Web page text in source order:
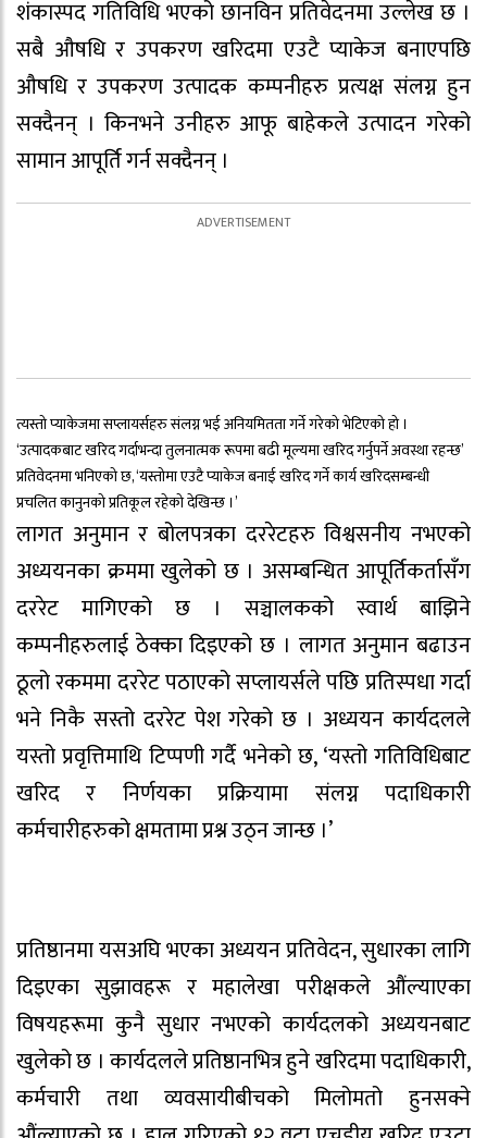
शंकास्पद गतिविधि भएको छानविन प्रतिवेदनमा उल्लेख छ ।
सबै औषधि र उपकरण खरिदमा एउटै प्याकेज बनाएपछि
औषधि र उपकरण उत्पादक कम्पनीहरु प्रत्यक्ष संलग्न हुन
सक्दैनन् । किनभने उनीहरु आफू बाहेकले उत्पादन गरेको
सामान आपूर्ति गर्न सक्दैनन् ।
त्यस्तो प्याकेजमा सप्लायर्सहरु संलग्न भई अनियमितता गर्ने गरेको भेटिएको हो ।
‘उत्पादकबाट खरिद गर्दाभन्दा तुलनात्मक रूपमा बढी मूल्यमा खरिद गर्नुपर्ने अवस्था रहन्छ’
प्रतिवेदनमा भनिएको छ, ‘यस्तोमा एउटै प्याकेज बनाई खरिद गर्ने कार्य खरिदसम्बन्धी
प्रचलित कानुनको प्रतिकूल रहेको देखिन्छ ।’
लागत अनुमान र बोलपत्रका दररेटहरु विश्वसनीय नभएको
अध्ययनका क्रममा खुलेको छ । असम्बन्धित आपूर्तिकर्तासँग
दररेट मागिएको छ । सञ्चालकको स्वार्थ बाझिने
कम्पनीहरुलाई ठेक्का दिइएको छ । लागत अनुमान बढाउन
ठूलो रकममा दररेट पठाएको सप्लायर्सले पछि प्रतिस्पधा गर्दा
भने निकै सस्तो दररेट पेश गरेको छ । अध्ययन कार्यदलले
यस्तो प्रवृत्तिमाथि टिप्पणी गर्दै भनेको छ, ‘यस्तो गतिविधिबाट
खरिद र निर्णयका प्रक्रियामा संलग्न पदाधिकारी
कर्मचारीहरुको क्षमतामा प्रश्न उठ्न जान्छ ।’
प्रतिष्ठानमा यसअघि भएका अध्ययन प्रतिवेदन, सुधारका लागि
दिइएका सुझावहरू र महालेखा परीक्षकले औंल्याएका
विषयहरूमा कुनै सुधार नभएको कार्यदलको अध्ययनबाट
खुलेको छ । कार्यदलले प्रतिष्ठानभित्र हुने खरिदमा पदाधिकारी,
कर्मचारी तथा व्यवसायीबीचको मिलोमतो हुनसक्ने